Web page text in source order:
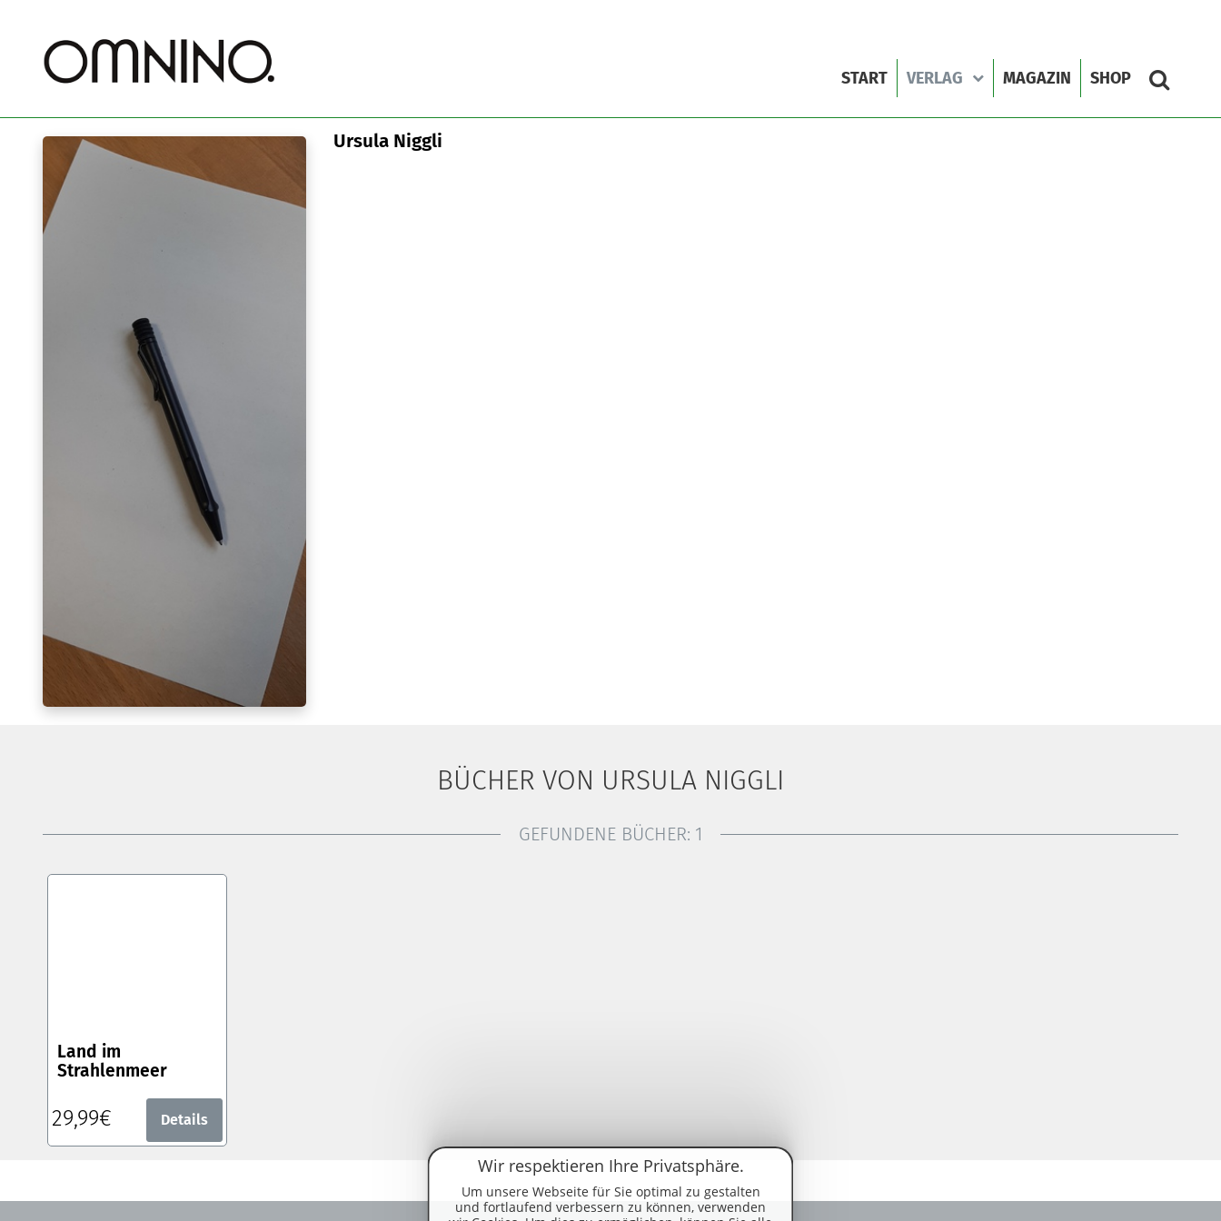
Wir respektieren Ihre Privatsphäre.
Um unsere Webseite für Sie optimal zu gestalten
und fortlaufend verbessern zu können, verwenden
START VERLAG MAGAZIN SHOP
Ursula Niggli
BÜCHER VON URSULA NIGGLI
GEFUNDENE BÜCHER: 1
Land im
Strahlenmeer
29,99€ Details